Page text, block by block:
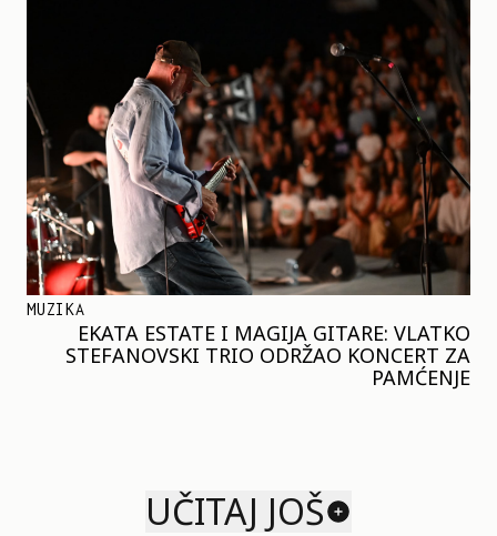
MUZIKA
EKATA ESTATE I MAGIJA GITARE: VLATKO
STEFANOVSKI TRIO ODRŽAO KONCERT ZA
PAMĆENJE
UČITAJ JOŠ